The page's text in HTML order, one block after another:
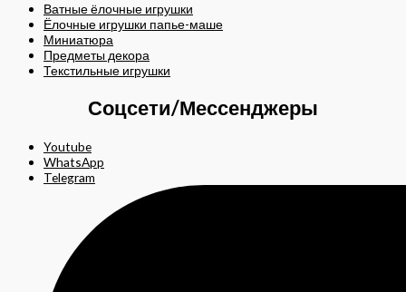
Ватные ёлочные игрушки
Ёлочные игрушки папье-маше
Миниатюра
Предметы декора
Текстильные игрушки
Соцсети/Мессенджеры
Youtube
WhatsApp
Telegram